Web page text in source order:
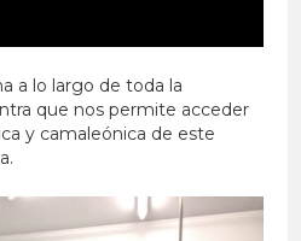
a lo largo de toda la
que nos permite acceder
y camaleónica de este